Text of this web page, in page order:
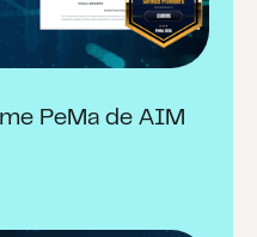
PeMa de AIM